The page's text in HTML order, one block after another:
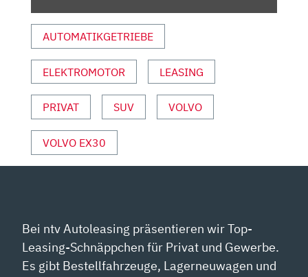
VON
YOUTUBE
AUTOMATIKGETRIEBE
ELEKTROMOTOR LEASING
PRIVAT SUV VOLVO
VOLVO EX30
Bei ntv Autoleasing präsentieren wir Top-
Leasing-Schnäppchen für Privat und Gewerbe.
Es gibt Bestellfahrzeuge, Lagerneuwagen und